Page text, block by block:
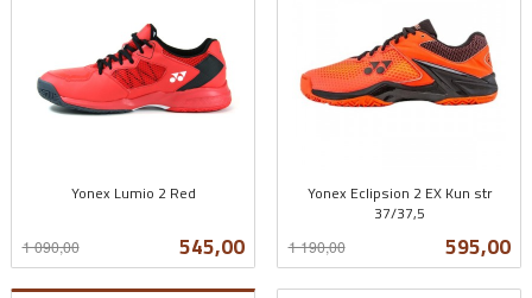
Yonex Lumio 2 Red
Tilbud
545,00
1 090,00
Yonex Eclipsion 2 EX Kun str
37/37,5
Tilbud
595,00
1 190,00
mva.